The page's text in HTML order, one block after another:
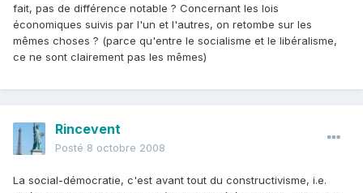
fait, pas de différence notable ? Concernant les lois
économiques suivis par l'un et l'autres, on retombe sur les
mêmes choses ? (parce qu'entre le socialisme et le libéralisme,
ce ne sont clairement pas les mêmes)
Rincevent
Posté 8 octobre 2008
La social-démocratie, c'est avant tout du constructivisme, i.e.